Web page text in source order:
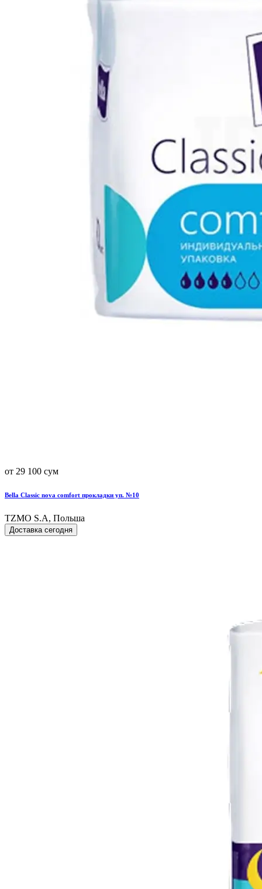
от 29 100 сум
Bella Classic nova comfort прокладки уп. №10
TZMO S.A, Польша
Доставка сегодня